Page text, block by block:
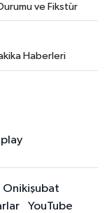
ve Fikstür
Haberleri
Onikişubat
YouTube